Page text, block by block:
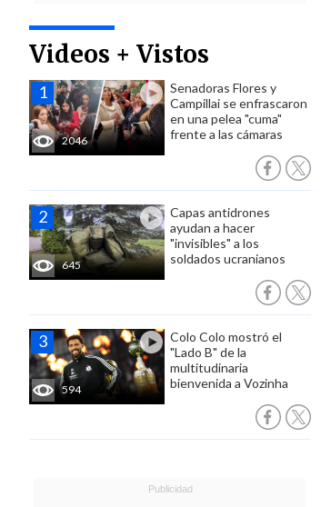
Videos + Vistos
2046
Senadoras Flores y
Campillai se enfrascaron
en una pelea "cuma"
frente a las cámaras
645
Capas antidrones
ayudan a hacer
"invisibles" a los
soldados ucranianos
594
Colo Colo mostró el
"Lado B" de la
multitudinaria
bienvenida a Vozinha